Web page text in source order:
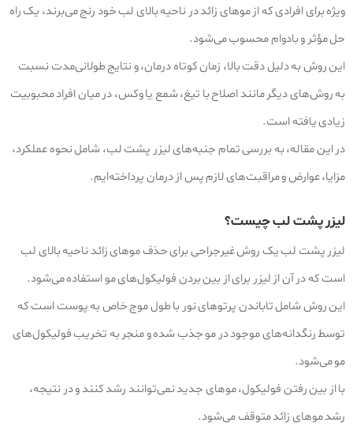
ویژه برای افرادی که از موهای زائد در ناحیه بالای لب خود رنج می‌برند، یک راه
حل مؤثر و بادوام محسوب می‌شود.
این روش به دلیل دقت بالا، زمان کوتاه درمان، و نتایج طولانی‌مدت نسبت
به روش‌های دیگر مانند اصلاح با تیغ، شمع یا وکس، در میان افراد محبوبیت
زیادی یافته است.
در این مقاله، به بررسی تمام جنبه‌های لیزر پشت لب، شامل نحوه عملکرد،
مزایا، عوارض و مراقبت‌های لازم پس از درمان پرداخته‌ایم.
لیزر پشت لب چیست؟
لیزر پشت لب یک روش غیرجراحی برای حذف موهای زائد ناحیه بالای لب
است که در آن از لیزر برای از بین بردن فولیکول‌های مو استفاده می‌شود.
این روش شامل تاباندن پرتوهای نور با طول موج خاص به پوست است که
توسط رنگدانه‌های موجود در مو جذب شده و منجر به تخریب فولیکول‌های
مو می‌شود.
با از بین رفتن فولیکول، موهای جدید نمی‌توانند رشد کنند و در نتیجه،
رشد موهای زائد متوقف می‌شود.